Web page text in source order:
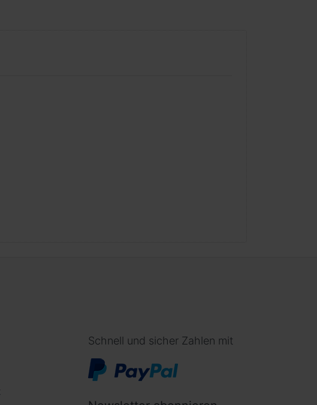
Schnell und sicher Zahlen mit